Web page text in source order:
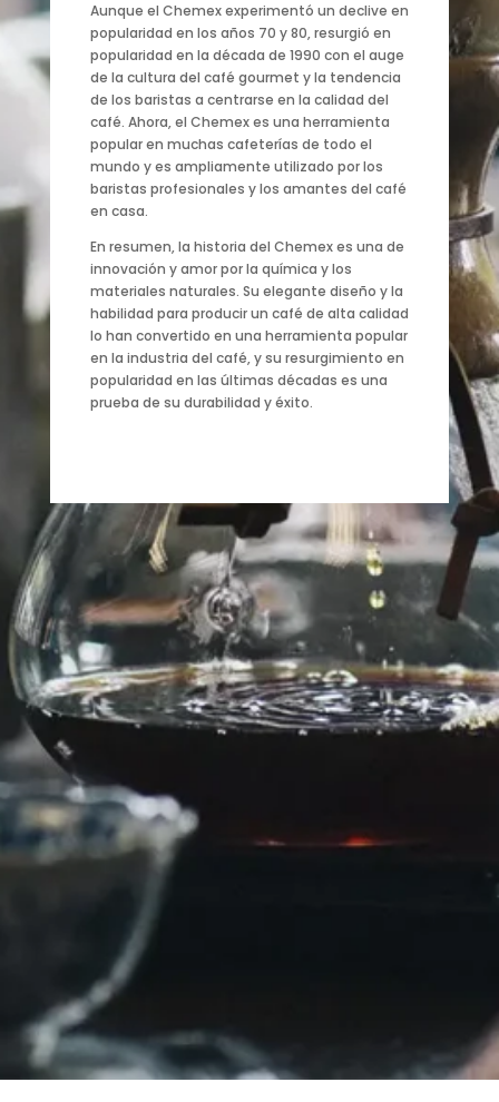
Aunque el Chemex experimentó un declive en
popularidad en los años 70 y 80, resurgió en
popularidad en la década de 1990 con el auge
de la cultura del café gourmet y la tendencia
de los baristas a centrarse en la calidad del
café. Ahora, el Chemex es una herramienta
popular en muchas cafeterías de todo el
mundo y es ampliamente utilizado por los
baristas profesionales y los amantes del café
en casa.
En resumen, la historia del Chemex es una de
innovación y amor por la química y los
materiales naturales. Su elegante diseño y la
habilidad para producir un café de alta calidad
lo han convertido en una herramienta popular
en la industria del café, y su resurgimiento en
popularidad en las últimas décadas es una
prueba de su durabilidad y éxito.